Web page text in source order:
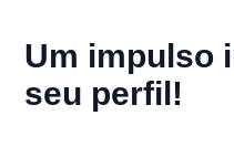
Um impulso
seu perfil!